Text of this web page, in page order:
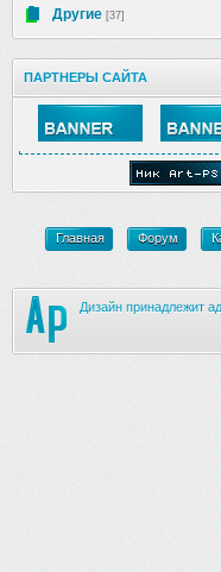
Другие [37]
ПАРТНЕРЫ САЙТА
Главная Форум
Дизайн принадлежит